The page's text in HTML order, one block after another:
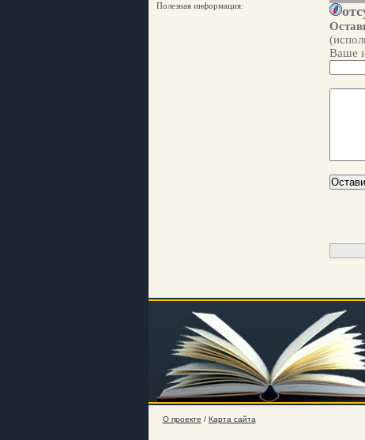
Полезная информация:
Ваше
О проекте / Карта сайта